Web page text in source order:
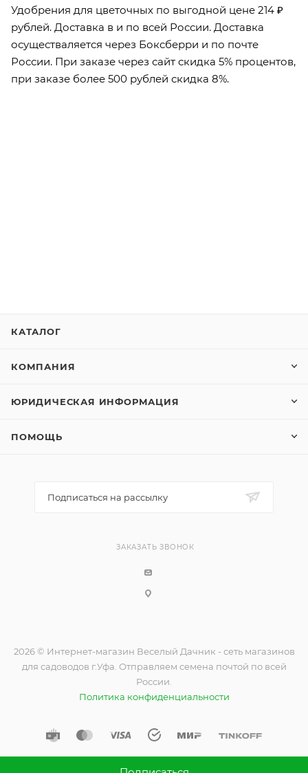
Удобрения для цветочных по выгодной цене 214 ₽
рублей. Доставка в и по всей России. Доставка
осуществаляется через Боксберри и по почте
России. При заказе через сайт скидка 5% процентов,
при заказе более 500 рублей скидка 8%.
КАТАЛОГ
КОМПАНИЯ
ЮРИДИЧЕСКАЯ ИНФОРМАЦИЯ
ПОМОЩЬ
Подписаться на рассылку
ЗАКАЗАТЬ ЗВОНОК
2026 © Интернет-магазин Веселый Дачник - сеть магазинов
для садоводов г.Уфа. Отправляем семена почтой по всей
России.
Политика конфиденциальности